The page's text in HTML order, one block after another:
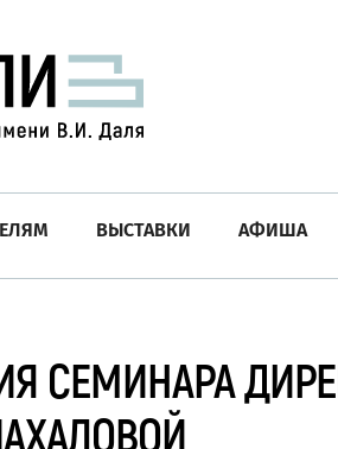
ВЫСТАВКИ АФИША
СЕМИНАРА